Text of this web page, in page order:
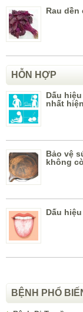
Rau dền
HỖN HỢP
Dấu
nhất
Bảo vệ
không
Dấu
BỆNH PHỔ